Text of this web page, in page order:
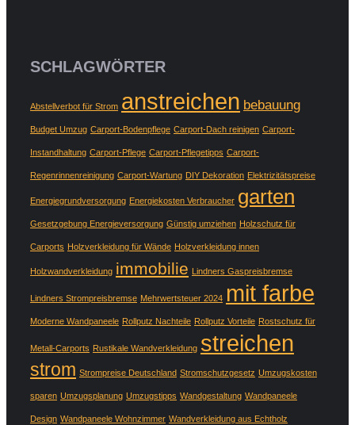
SCHLAGWÖRTER
Abstellverbot für Strom anstreichen bebauung
Budget Umzug Carport-Bodenpflege Carport-Dach reinigen Carport-
Instandhaltung Carport-Pflege Carport-Pflegetipps Carport-
Regenrinnenreinigung Carport-Wartung DIY Dekoration Elektrizitätspreise
Energiegrundversorgung Energiekosten Verbraucher garten
Gesetzgebung Energieversorgung Günstig umziehen Holzschutz für
Carports Holzverkleidung für Wände Holzverkleidung innen
Holzwandverkleidung immobilie Lindners Gaspreisbremse
Lindners Strompreisbremse Mehrwertsteuer 2024 mit farbe
Moderne Wandpaneele Rollputz Nachteile Rollputz Vorteile Rostschutz für
Metall-Carports Rustikale Wandverkleidung streichen
strom Strompreise Deutschland Stromschutzgesetz Umzugskosten
sparen Umzugsplanung Umzugstipps Wandgestaltung Wandpaneele
Design Wandpaneele Wohnzimmer Wandverkleidung aus Echtholz